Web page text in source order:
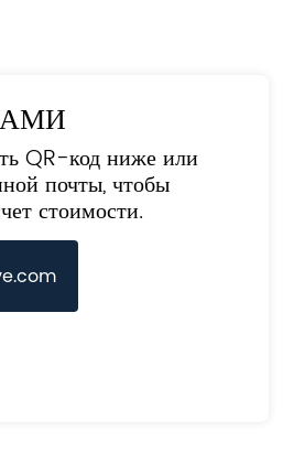
QR-код ниже или
почты, чтобы
стоимости.